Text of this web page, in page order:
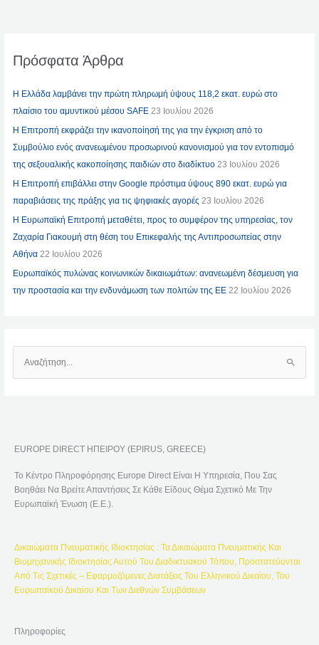
Πρόσφατα Άρθρα
Η Ελλάδα λαμβάνει την πρώτη πληρωμή ύψους 118,2 εκατ. ευρώ στο
πλαίσιο του αμυντικού μέσου SAFE 23 Ιουλίου 2026
Η Επιτροπή εκφράζει την ικανοποίησή της για την έγκριση από το
Συμβούλιο ενός ανανεωμένου προσωρινού κανονισμού για τον εντοπισμό
της σεξουαλικής κακοποίησης παιδιών στο διαδίκτυο 23 Ιουλίου 2026
Η Επιτροπή επιβάλλει στην Google πρόστιμα ύψους 890 εκατ. ευρώ για
παραβιάσεις της πράξης για τις ψηφιακές αγορές 23 Ιουλίου 2026
Η Ευρωπαϊκή Επιτροπή μεταθέτει, προς το συμφέρον της υπηρεσίας, τον
Ζαχαρία Γιακουμή στη θέση του Επικεφαλής της Αντιπροσωπείας στην
Αθήνα 22 Ιουλίου 2026
Ευρωπαϊκός πυλώνας κοινωνικών δικαιωμάτων: ανανεωμένη δέσμευση για
την προστασία και την ενδυνάμωση των πολιτών της ΕΕ 22 Ιουλίου 2026
Ν
Τ
Σ
Η
Α
EUROPE DIRECT ΗΠΕΙΡΟΥ (EPIRUS, GREECE)
Το Κέντρο Πληροφόρησης Europe Direct Είναι Η Υπηρεσία, Που Σας
Βοηθάει Να Βρείτε Απαντήσεις Σε Κάθε Είδους Θέμα Σχετικό Με Την
Ευρωπαϊκή Ένωση (Ε.Ε.).
Δικαιώματα Πνευματικής Ιδιοκτησίας : Τα Δικαιώματα Πνευματικής Και
Βιομηχανικής Ιδιοκτησίας Αυτού Του Διαδικτυακού Τόπου, Προστατεύονται
Από Τις Σχετικές – Εφαρμοζόμενες Διατάξεις Του Ελληνικού Δικαίου, Του
Ευρωπαϊκού Δικαίου Και Των Διεθνών Συμβάσεων
Πληροφορίες